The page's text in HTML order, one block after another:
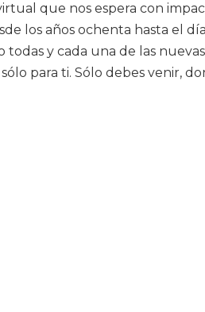
que nos espera con
los años ochenta hasta el
todas y cada una de las
para ti. Sólo debes venir,